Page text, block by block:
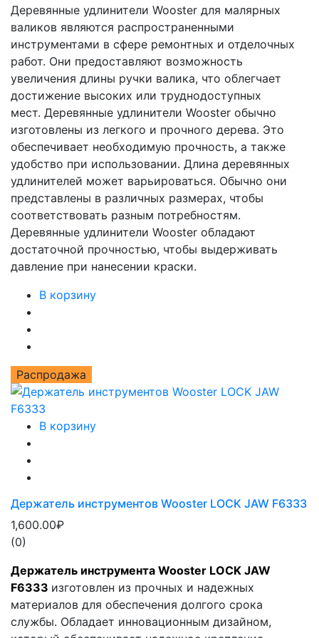
Деревянные удлинители Wooster для малярных
валиков являются распространенными
инструментами в сфере ремонтных и отделочных
работ. Они предоставляют возможность
увеличения длины ручки валика, что облегчает
достижение высоких или труднодоступных
мест. Деревянные удлинители Wooster обычно
изготовлены из легкого и прочного дерева. Это
обеспечивает необходимую прочность, а также
удобство при использовании. Длина деревянных
удлинителей может варьироваться. Обычно они
представлены в различных размерах, чтобы
соответствовать разным потребностям.
Деревянные удлинители Wooster обладают
достаточной прочностью, чтобы выдерживать
давление при нанесении краски.
В корзину
Распродажа
В корзину
Держатель инструментов Wooster LOCK JAW F6333
1,600.00₽
(0)
Держатель инструмента Wooster LOCK JAW
F6333 изготовлен из прочных и надежных
материалов для обеспечения долгого срока
службы. Обладает инновационным дизайном,